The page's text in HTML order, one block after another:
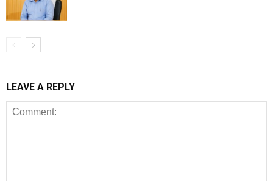
LEAVE A REPLY